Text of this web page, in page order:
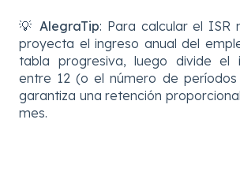
💡 AlegraTip: Para calcular el ISR
proyecta el ingreso anual del
tabla progresiva, luego divide el
entre 12 (o el número de
garantiza una retención
mes.